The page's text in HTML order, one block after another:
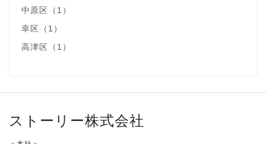
中原区（1）
幸区（1）
高津区（1）
ストーリー株式会社